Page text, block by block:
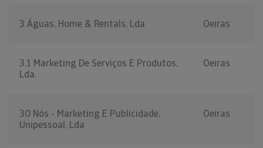
3 Águas, Home & Rentals, Lda Oeiras
3.1 Marketing De Serviços E Produtos,
Lda.
Oeiras
30 Nós - Marketing E Publicidade,
Unipessoal, Lda
Oeiras